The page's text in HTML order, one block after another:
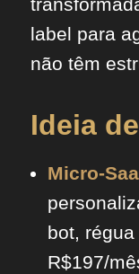
label para
não têm
Ideia
Micro-
bot,
R$197/